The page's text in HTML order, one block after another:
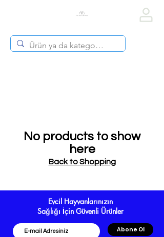
No products to show
here
Back to Shopping
Evcil Hayvanlarınızın
Sağlığı İçin Güvenli Ürünler
Abone Ol